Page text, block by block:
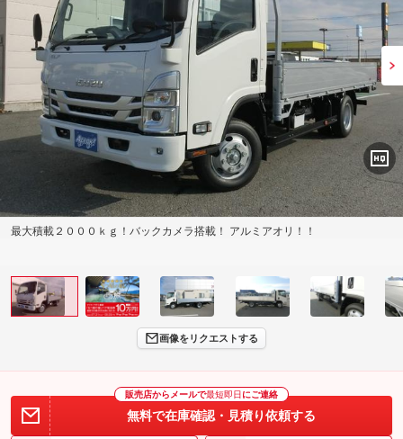
最大積載２０００ｋｇ！バックカメラ搭載！ アルミアオリ！！
画像をリクエストする
販売店からメールで最短即日 にご連絡
無料で在庫確認・見積り依頼する